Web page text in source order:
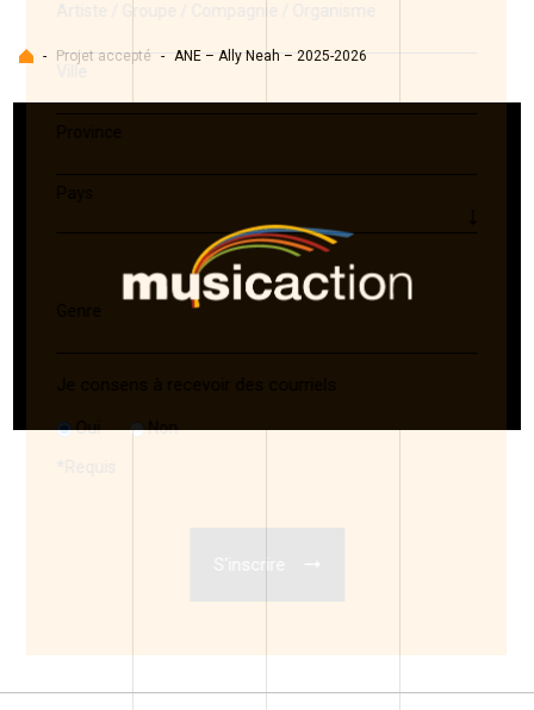
Accueil
- Projet accepté - ANE – Ally Neah – 2025-2026
Artiste / Groupe / Compagnie / Organisme
Ville
Province
Pays
Genre
Je consens à recevoir des courriels
Oui Non
Requis